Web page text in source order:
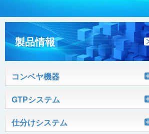
ヒント集
沿革
製品情報
コンベヤ機器
軽搬送コンベヤ
ベルコンミニ
ケース搬送コンベヤ
GTPシステム
Skypod®（スカイポッド）
仕分けシステム